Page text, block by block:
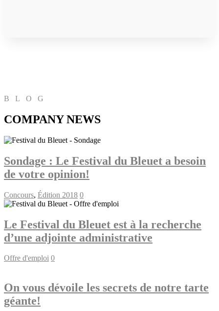
BLOG
COMPANY NEWS
Sondage : Le Festival du Bleuet a besoin
de votre opinion!
Concours, Édition 2018 0
Le Festival du Bleuet est à la recherche
d’une adjointe administrative
Offre d'emploi 0
On vous dévoile les secrets de notre tarte
géante!